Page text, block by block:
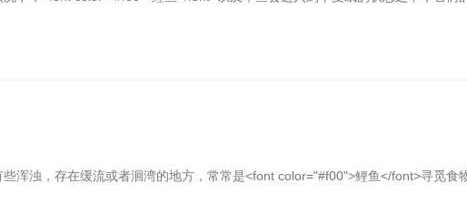
浑浊，存在缓流或者洄湾的地方，常常是<font color="#f00">鲤鱼</font>寻觅食